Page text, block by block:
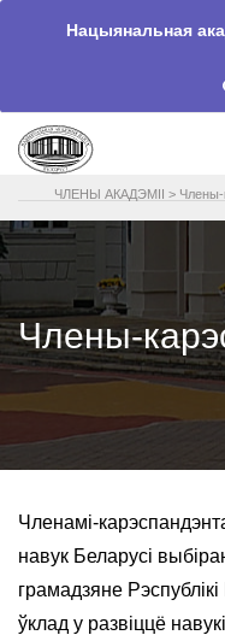
Нацыянальная
ЧЛЕНЫ АКАДЭМІІ > Члены-
Члены-
Членамі-
навук Беларусі
грамадзяне
ўклад у развіццё